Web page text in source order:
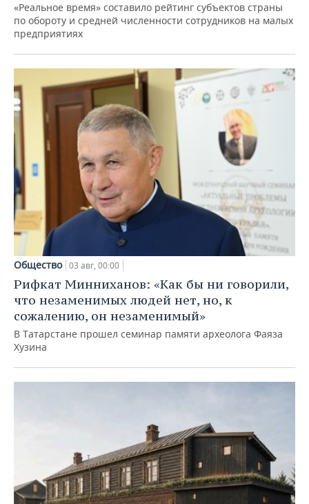
«Реальное время» составило рейтинг субъектов страны
по обороту и средней численности сотрудников на малых
предприятиях
Общество 03 авг, 00:00
Рифкат Минниханов: «Как бы ни говорили,
что незаменимых людей нет, но, к
сожалению, он незаменимый»
В Татарстане прошел семинар памяти археолога Фаяза
Хузина